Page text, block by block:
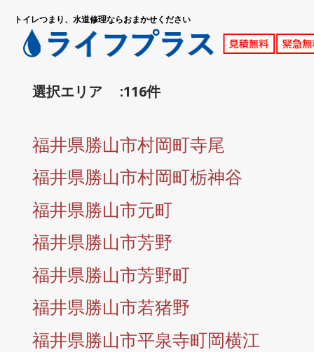
トイレつまり、水道修理ならおまかせください
選択エリア :116件
福井県勝山市村岡町寺尾
福井県勝山市村岡町栃神谷
福井県勝山市元町
福井県勝山市芳野
福井県勝山市芳野町
福井県勝山市若猪野
福井県勝山市平泉寺町岡横江